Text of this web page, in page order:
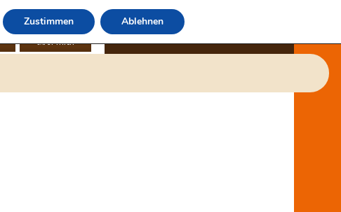
über mich
Zustimmen Ablehnen